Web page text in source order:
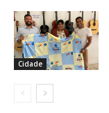
Cidade